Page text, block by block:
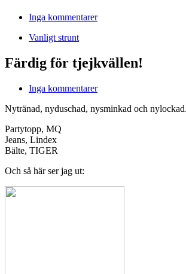
Inga kommentarer
Vanligt strunt
Färdig för tjejkvällen!
Inga kommentarer
Nytränad, nyduschad, nysminkad och
Partytopp, MQ
Jeans, Lindex
Bälte, TIGER
Och så här ser jag ut: